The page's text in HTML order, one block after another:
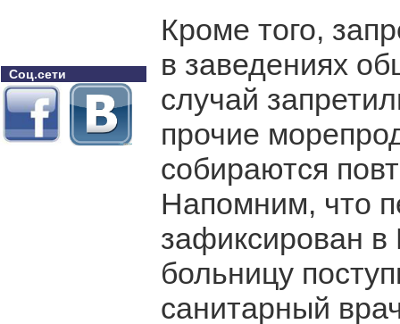
Соц.сети
Кроме того,
в заведениях
случай
прочие
собираются
Напомним, что
зафиксирован
больницу
санитарный